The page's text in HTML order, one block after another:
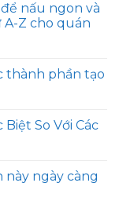
nấu ngon và
A-Z cho quán
thành phần tạo
So Với Các
này ngày càng